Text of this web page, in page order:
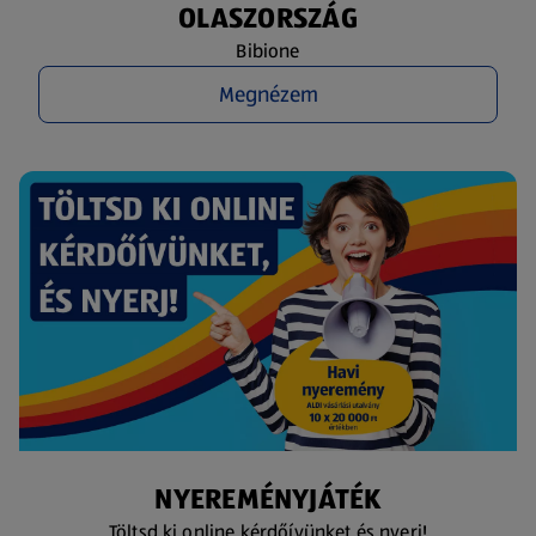
OLASZORSZÁG
Bibione
Megnézem
NYEREMÉNYJÁTÉK